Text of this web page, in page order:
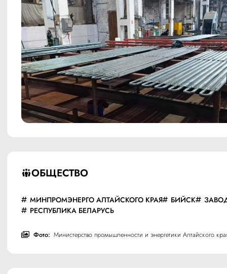
ОБЩЕСТВО
МИНПРОМЭНЕРГО АЛТАЙСКОГО КРАЯ БИЙСК
РЕСПУБЛИКА БЕЛАРУСЬ
Фото: Министерство промышленности и энергетики Алтайского